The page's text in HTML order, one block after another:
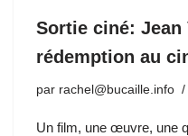
Sortie ciné: Jean
rédemption au
par rachel@bucaille.info
Un film, une œuvre, une